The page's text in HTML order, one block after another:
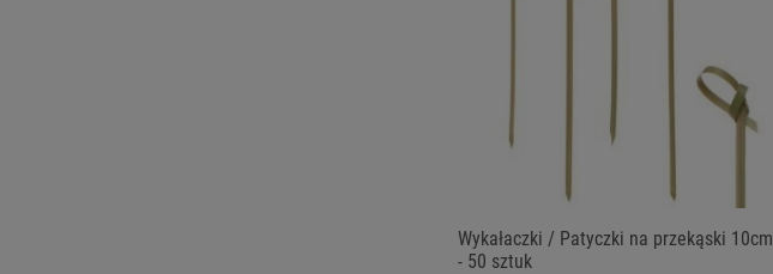
Wykałaczki / Patyczki na przekąski 10cm
- 50 sztuk